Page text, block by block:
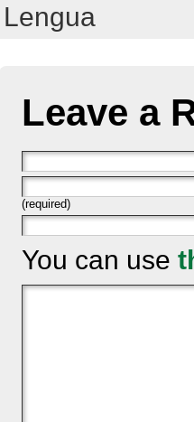
Lengua
Leave a
(required)
You can use